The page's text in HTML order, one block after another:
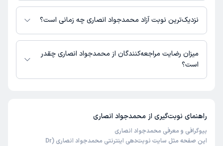
در حال حاضر اطلاعاتی درباره ارائه ویزیت آنلاین توسط محمدجواد انصاری در
دسترس نیست. برای دریافت اطلاعات دقیق‌تر، لطفاً با مطب تماس بگیرید.
نزدیک‌ترین نوبت آزاد محمدجواد انصاری چه زمانی است؟
زمان نوبت‌دهی و پذیرش بیماران با هماهنگی مطب مشخص می‌شود.
میزان رضایت مراجعه‌کنندگان از محمدجواد انصاری چقدر
است؟
راهنمای نوبت‌گیری از محمدجواد انصاری
بیوگرافی و معرفی محمدجواد انصاری
این صفحه مثل سایت نوبت‌دهی اینترنتی محمدجواد انصاری (Dr